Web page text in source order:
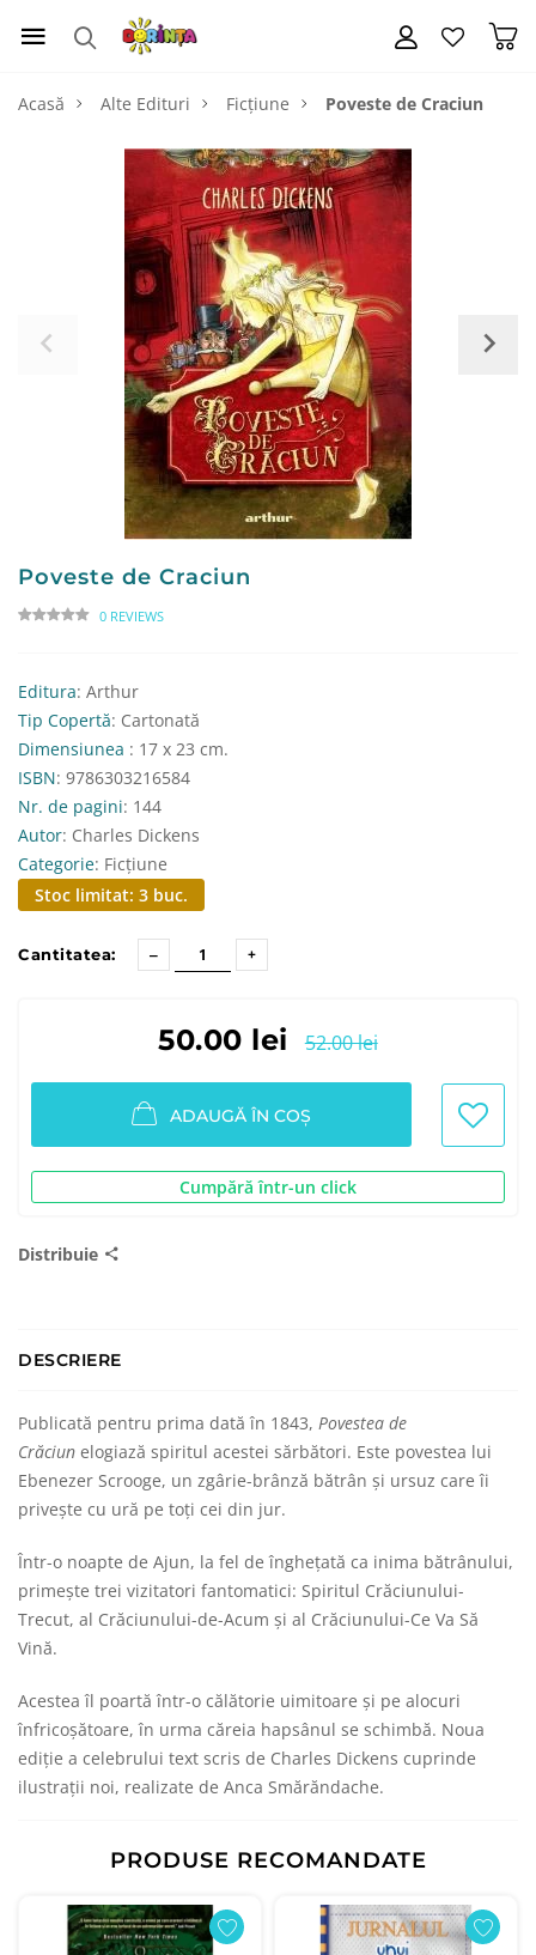
Acasă Alte Edituri Ficțiune Poveste de Craciun
Poveste de Craciun
0 REVIEWS
Editura: Arthur
Tip Copertă: Cartonată
Dimensiunea : 17 x 23 cm.
ISBN: 9786303216584
Nr. de pagini: 144
Autor: Charles Dickens
Categorie: Ficțiune
Stoc limitat: 3 buc.
Cantitatea:
50.00 lei 52.00 lei
ADAUGĂ ÎN COȘ
Cumpără într-un click
Distribuie
DESCRIERE
Publicată pentru prima dată în 1843, Povestea de
Crăciun elogiază spiritul acestei sărbători. Este povestea lui
Ebenezer Scrooge, un zgârie-brânză bătrân şi ursuz care îi
priveşte cu ură pe toţi cei din jur.
Într-o noapte de Ajun, la fel de îngheţată ca inima bătrânului,
primeşte trei vizitatori fantomatici: Spiritul Crăciunului-
Trecut, al Crăciunului-de-Acum şi al Crăciunului-Ce Va Să
Vină.
Acestea îl poartă într-o călătorie uimitoare şi pe alocuri
înfricoşătoare, în urma căreia hapsânul se schimbă. Noua
ediţie a celebrului text scris de Charles Dickens cuprinde
ilustraţii noi, realizate de Anca Smărăndache.
PRODUSE RECOMANDATE